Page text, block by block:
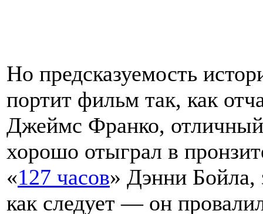
Но предсказуемость
портит фильм так, как
Джеймс Франко, отличный
хорошо отыграл в
«127 часов» Дэнни Бойла,
как следует — он